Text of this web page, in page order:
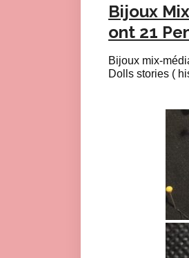
Bijoux
ont 21
Bijoux mix-
Dolls stories (